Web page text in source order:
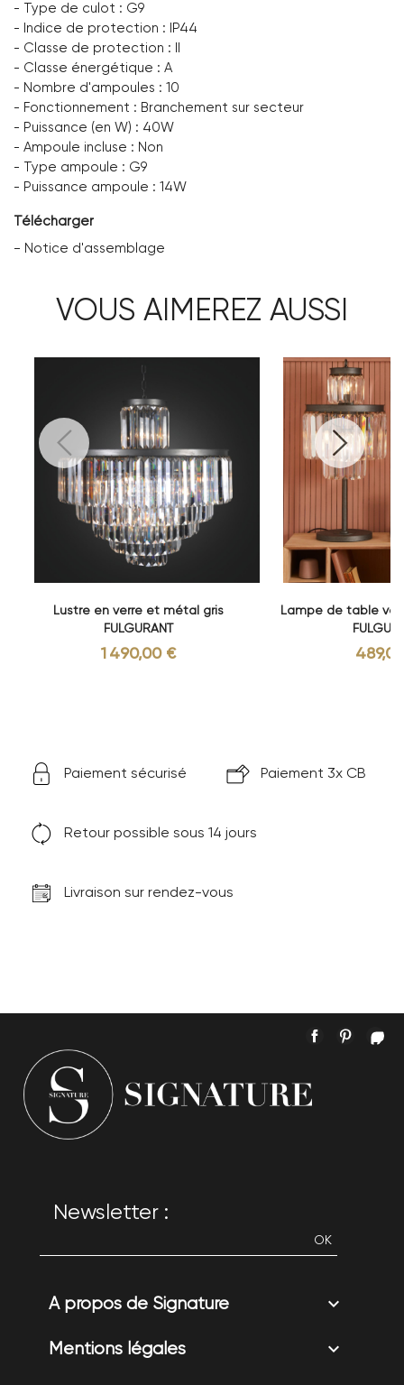
- Type de culot : G9
- Indice de protection : IP44
- Classe de protection : II
- Classe énergétique : A
- Nombre d'ampoules : 10
- Fonctionnement : Branchement sur secteur
- Puissance (en W) : 40W
- Ampoule incluse : Non
- Type ampoule : G9
- Puissance ampoule : 14W
Télécharger
- Notice d'assemblage
VOUS AIMEREZ AUSSI
Lustre en verre et métal gris
FULGURANT
1 490,00 €
Lampe de table
Paiement sécurisé Paiement 3x CB
Retour possible sous 14 jours
Livraison sur rendez-vous
Newsletter :
Facebook
A propos de Signature 
Mentions légales 